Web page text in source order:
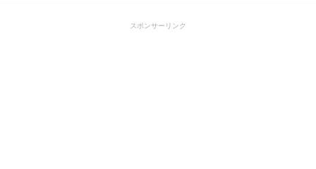
スポンサーリンク